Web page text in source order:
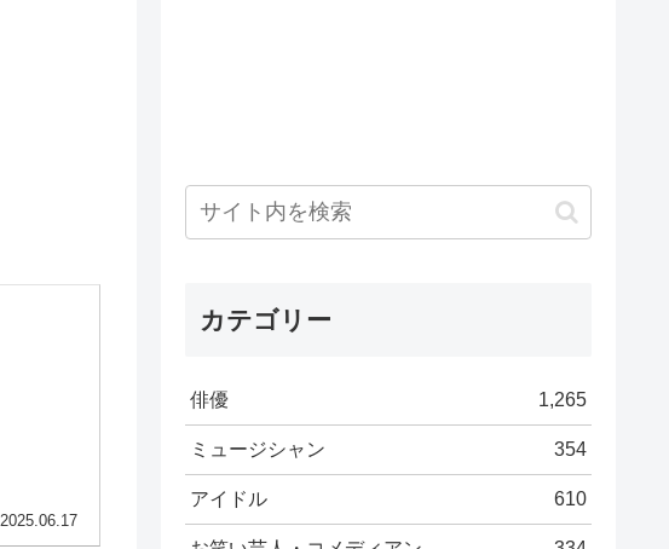
2025.06.17
カテゴリー
俳優 1,265
ミュージシャン 354
アイドル 610